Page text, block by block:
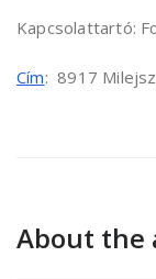
Kapcsolattartó:
Cím: 8917
About the